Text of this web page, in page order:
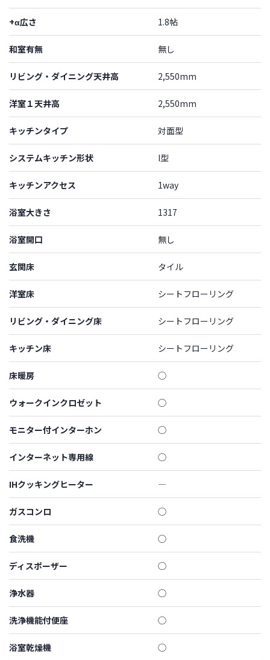
+α広さ 1.8帖
和室有無 無し
リビング・ダイニング天井高 2,550mm
洋室１天井高 2,550mm
キッチンタイプ 対面型
システムキッチン形状 I型
キッチンアクセス 1way
浴室大きさ 1317
浴室開口 無し
玄関床 タイル
洋室床 シートフローリング
リビング・ダイニング床 シートフローリング
キッチン床 シートフローリング
床暖房 ◯
ウォークインクロゼット ◯
モニター付インターホン ◯
インターネット専用線 ◯
IHクッキングヒーター ―
ガスコンロ ◯
食洗機 ◯
ディスポーザー ◯
浄水器 ◯
洗浄機能付便座 ◯
浴室乾燥機 ◯